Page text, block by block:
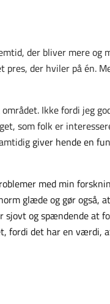
der bliver mere og
der hviler på én.
Ikke fordi jeg
som folk er
giver hende en
med min
glæde og gør også,
sjovt og spændende at
fordi det har en værdi,